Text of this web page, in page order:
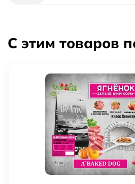
С этим товаров